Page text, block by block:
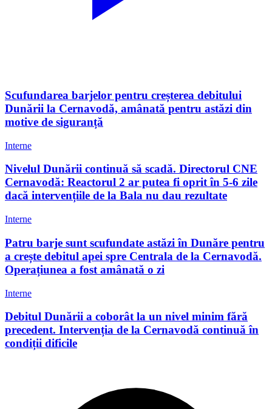
Scufundarea barjelor pentru creșterea debitului
Dunării la Cernavodă, amânată pentru astăzi din
motive de siguranță
Interne
Nivelul Dunării continuă să scadă. Directorul CNE
Cernavodă: Reactorul 2 ar putea fi oprit în 5-6 zile
dacă intervențiile de la Bala nu dau rezultate
Interne
Patru barje sunt scufundate astăzi în Dunăre pentru
a crește debitul apei spre Centrala de la Cernavodă.
Operațiunea a fost amânată o zi
Interne
Debitul Dunării a coborât la un nivel minim fără
precedent. Intervenția de la Cernavodă continuă în
condiții dificile